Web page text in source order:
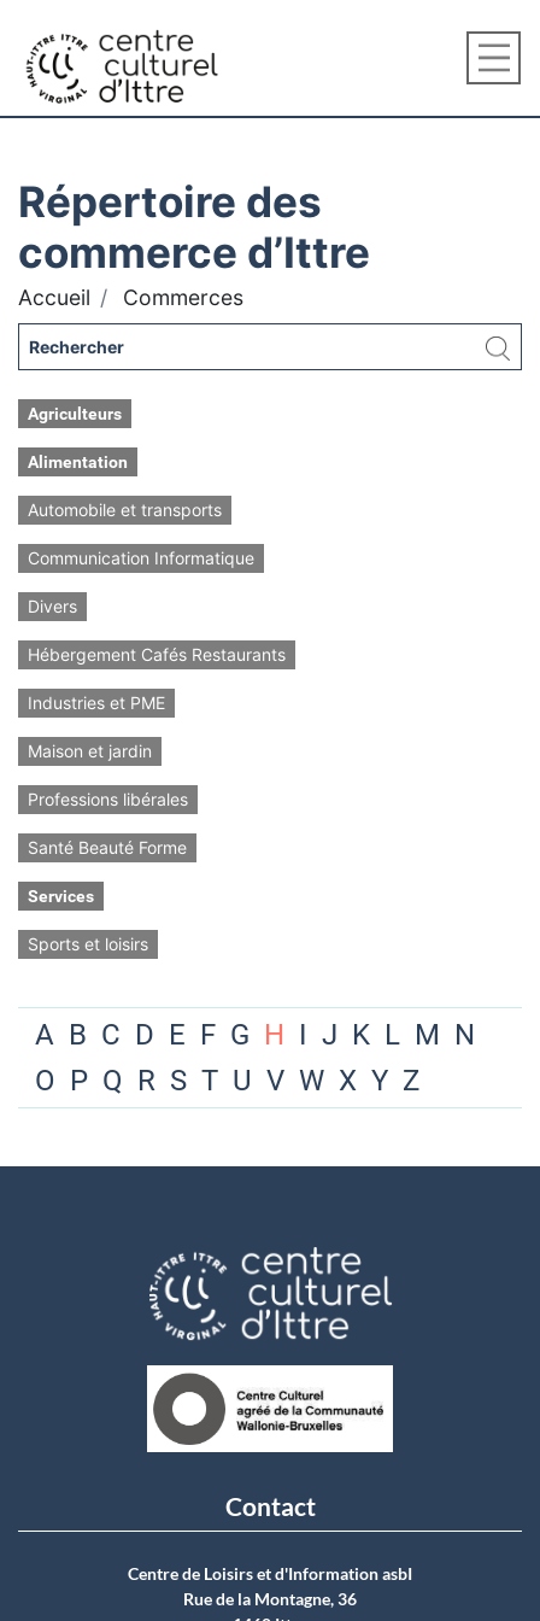
Répertoire des
commerce d’Ittre
Accueil Commerces
Agriculteurs
Alimentation
Automobile et transports
Communication Informatique
Divers
Hébergement Cafés Restaurants
Industries et PME
Maison et jardin
Professions libérales
Santé Beauté Forme
Services
Sports et loisirs
A B C D E F G H I J K L M N
O P Q R S T U V W X Y Z
Contact
Centre de Loisirs et d'Information asbI
Rue de la Montagne, 36